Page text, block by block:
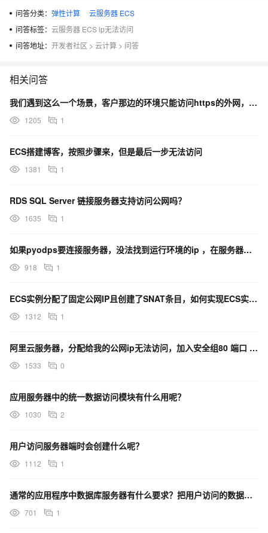
问答分类： 弹性计算
云服务器 ECS
问答标签： 云服务器 ECS ip无法访问
问答地址： 开发者社区 > 云计算 > 问答
相关问答
我们遇到这么一个场景，客户那边的环境只能访问https的外网，现在想在服务器上装arms，安装时安装
1205 1
ECS搭建博客，按照步骤来，但是最后一步无法访问
1381 1
RDS SQL Server 链接服务器支持访问公网吗？
1635 1
如果pyodps要连接服务器，没法找到运行环境的ip ，在服务器设置白名单吗？
918 1
ECS实例分配了固定公网IP且创建了SNAT条目，如何实现ECS实例优先通过SNAT的公网IP访问互
1312 1
阿里云服务器，分配给我的公网ip无法访问，加入安全组80 端口 依然是无法访问
1533 0
应用服务器中的统一数据访问模块有什么用呢？
1030 2
用户访问服务器端时会创建什么呢？
1112 1
通常的应用程序中数据库服务器有什么要求？把用户访问的数据放到缓存里有什么好处？
701 1